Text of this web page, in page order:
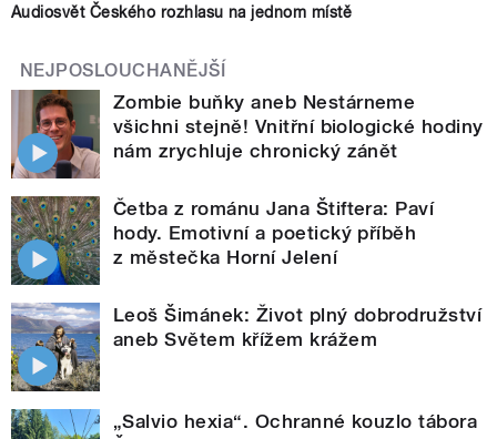
Audiosvět Českého rozhlasu na jednom místě
NEJPOSLOUCHANĚJŠÍ
Zombie buňky aneb Nestárneme
všichni stejně! Vnitřní biologické hodiny
nám zrychluje chronický zánět
Četba z románu Jana Štiftera: Paví
hody. Emotivní a poetický příběh
z městečka Horní Jelení
Leoš Šimánek: Život plný dobrodružství
aneb Světem křížem krážem
„Salvio hexia“. Ochranné kouzlo tábora